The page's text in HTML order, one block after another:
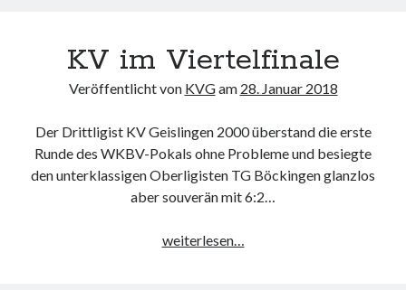
KV im Viertelfinale
Veröffentlicht von KVGam 28. Januar 2018
Der Drittligist KV Geislingen 2000 überstand die erste
Runde des WKBV-Pokals ohne Probleme und besiegte
den unterklassigen Oberligisten TG Böckingen glanzlos
aber souverän mit 6:2…
weiterlesen…